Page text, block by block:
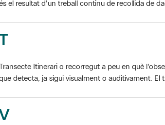
el resultat d'un treball continu de recollida de
Itinerari o recorregut a peu en què
detecta, ja sigui visualment o auditivament. El